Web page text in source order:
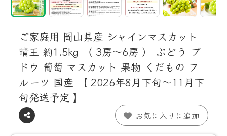
ご家庭用 岡山県産 シャインマスカット
晴王 約1.5kg （ 3房～6房 ） ぶどう ブ
ドウ 葡萄 マスカット 果物 くだもの フ
ルーツ 国産 【 2026年8月下旬～11月下
旬発送予定 】
お気に入りに追加